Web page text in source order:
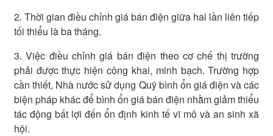
2. Thời gian điều chỉnh giá bán điện giữa hai lần liên tiếp
tối thiểu là ba tháng.
3. Việc điều chỉnh giá bán điện theo cơ chế thị trường
phải được thực hiện công khai, minh bạch. Trường hợp
cần thiết, Nhà nước sử dụng Quỹ bình ổn giá điện và các
biện pháp khác để bình ổn giá bán điện nhằm giảm thiểu
tác động bất lợi đến ổn định kinh tế vĩ mô và an sinh xã
hội.